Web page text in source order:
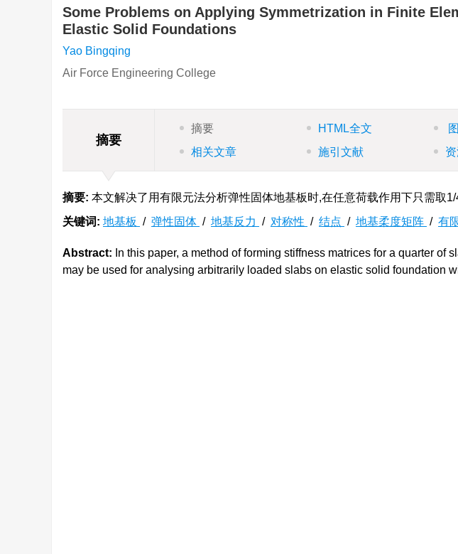
Some Problems on Applying Symmetrization in Finite
Elastic Solid Foundations
Yao Bingqing
Air Force Engineering College
摘要
摘要 HTML全文 图
相关文章
施引文献
摘要: 本文解决了用有限元法分析弹性固体地基板时,在任意荷载作用下只需取1/
关键词: 地基板 / 弹性固体 / 地基反力 / 对称性 / 结点 / 地基柔度矩阵 / 有
Abstract: In this paper, a method of forming stiffness matrices for a quarter of
may be used for analysing arbitrarily loaded slabs on elastic solid foundation